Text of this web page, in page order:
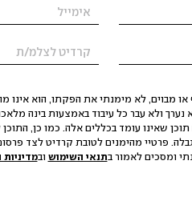
מבוים, לא מימנתי את הפקתו, הוא אינו
שאינו עומד בכללים אלה. כמו כן,
פרטיי מהימנים לטובת קרדיט לצד
ומסכים לאמור בתנאי השימוש ובמדיניות